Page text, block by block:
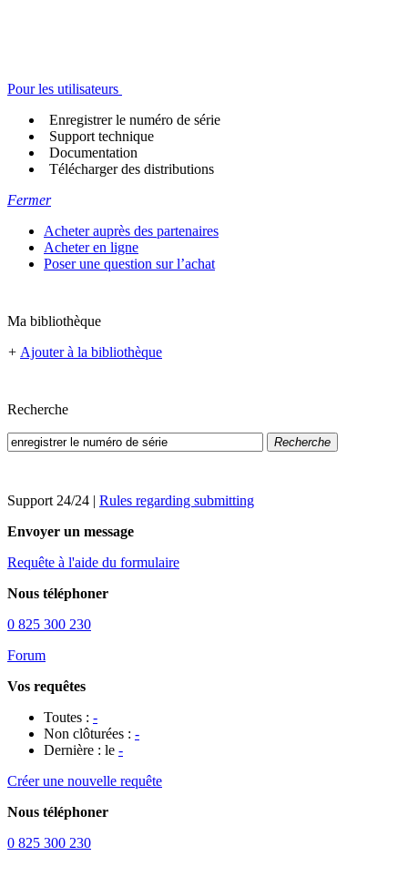
Pour les utilisateurs
Enregistrer le numéro de série
Support technique
Documentation
Télécharger des distributions
Fermer
Acheter auprès des partenaires
Acheter en ligne
Poser une question sur l’achat
Ma bibliothèque
+ Ajouter à la bibliothèque
Recherche
Recherche
Support 24/24 | Rules regarding submitting
Envoyer un message
Requête à l'aide du formulaire
Nous téléphoner
0 825 300 230
Forum
Vos requêtes
Toutes : -
Non clôturées : -
Dernière : le -
Créer une nouvelle requête
Nous téléphoner
0 825 300 230